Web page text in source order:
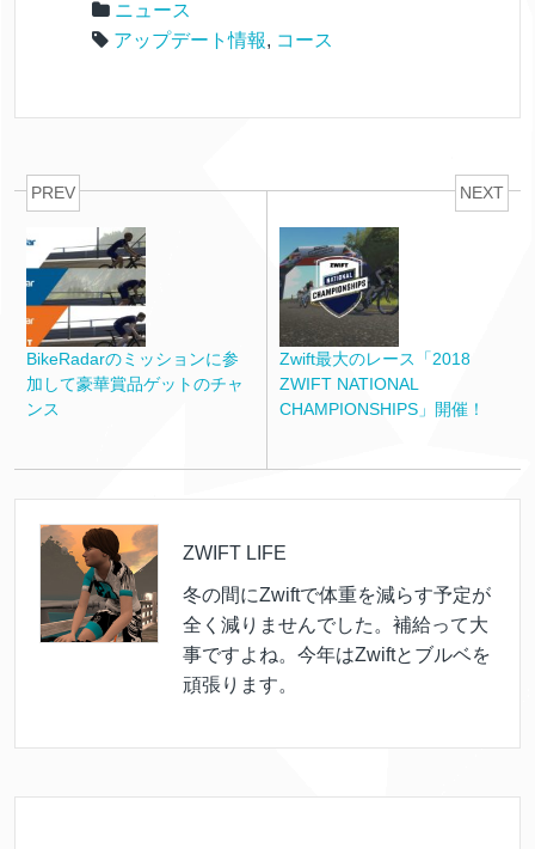
ニュース
アップデート情報, コース
PREV
BikeRadarのミッションに参
加して豪華賞品ゲットのチャ
ンス
NEXT
Zwift最大のレース「2018
ZWIFT NATIONAL
CHAMPIONSHIPS」開催！
ZWIFT LIFE
冬の間にZwiftで体重を減らす予定が
全く減りませんでした。補給って大
事ですよね。今年はZwiftとブルベを
頑張ります。